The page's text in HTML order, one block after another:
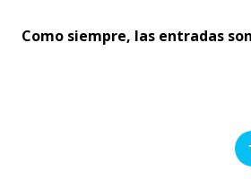
Como siempre, las entradas